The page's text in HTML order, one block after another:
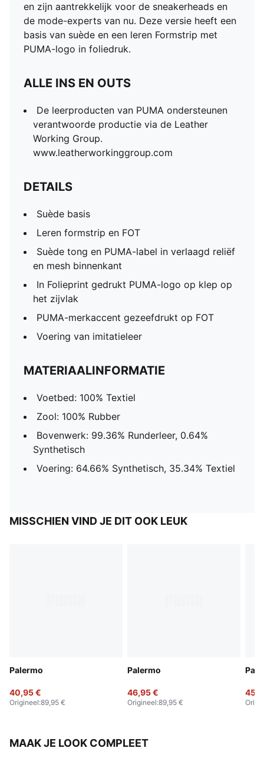
en zijn aantrekkelijk voor de sneakerheads en
de mode-experts van nu. Deze versie heeft een
basis van suède en een leren Formstrip met
PUMA-logo in foliedruk.
ALLE INS EN OUTS
De leerproducten van PUMA ondersteunen
verantwoorde productie via de Leather
Working Group.
www.leatherworkinggroup.com
DETAILS
Suède basis
Leren formstrip en FOT
Suède tong en PUMA-label in verlaagd reliëf
en mesh binnenkant
In Folieprint gedrukt PUMA-logo op klep op
het zijvlak
PUMA-merkaccent gezeefdrukt op FOT
Voering van imitatieleer
MATERIAALINFORMATIE
Voetbed: 100% Textiel
Zool: 100% Rubber
Bovenwerk: 99.36% Runderleer, 0.64%
Synthetisch
Voering: 64.66% Synthetisch, 35.34% Textiel
MISSCHIEN VIND JE DIT OOK LEUK
Palermo
40,95 €
Origineel:89,95 €
Palermo
46,95 €
Origineel:89,95 €
MAAK JE LOOK COMPLEET